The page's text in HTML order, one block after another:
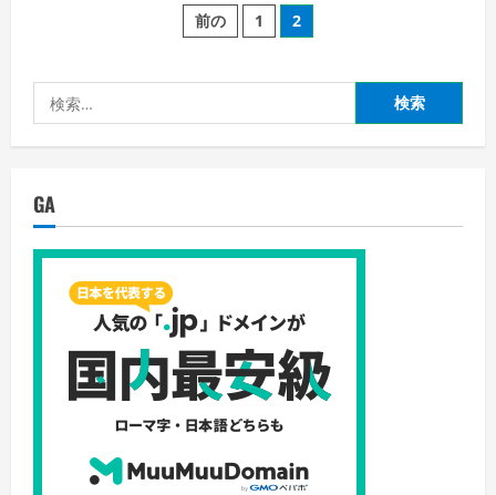
BLUE【全
齢
ゲ
ー
ア
ワ
ー
ド
2020
主
題
歌
賞
受
賞】
』
ス
ス
投
稿
の
ー
ジ
送
り
前の 1 2
索:
GA